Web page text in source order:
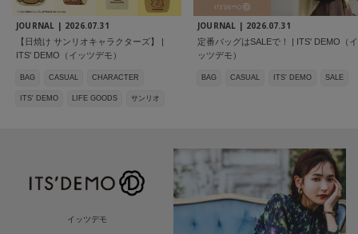
JOURNAL | 2026.07.31
【日焼け サンリオキャラクターズ】 |
ITS' DEMO（イッツデモ）
BAG CASUAL CHARACTER
ITS' DEMO LIFE GOODS サンリオ
JOURNAL | 2026.07.31
定番バッグはSALEで！ | ITS' DEMO（イ
ッツデモ）
BAG CASUAL ITS' DEMO SALE
イッツデモ